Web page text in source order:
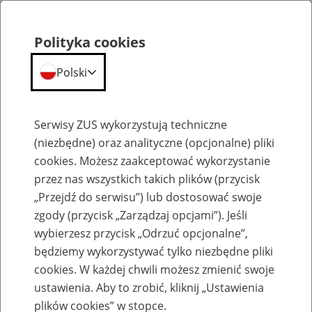
Aktualności
Inne
października
2024
Polityka cookies
Polski
Serwisy ZUS wykorzystują techniczne
(niezbędne) oraz analityczne (opcjonalne) pliki
cookies. Możesz zaakceptować wykorzystanie
przez nas wszystkich takich plików (przycisk
„Przejdź do serwisu”) lub dostosować swoje
zgody (przycisk „Zarządzaj opcjami”). Jeśli
wybierzesz przycisk „Odrzuć opcjonalne”,
będziemy wykorzystywać tylko niezbędne pliki
cookies. W każdej chwili możesz zmienić swoje
ustawienia. Aby to zrobić, kliknij „Ustawienia
plików cookies” w stopce.